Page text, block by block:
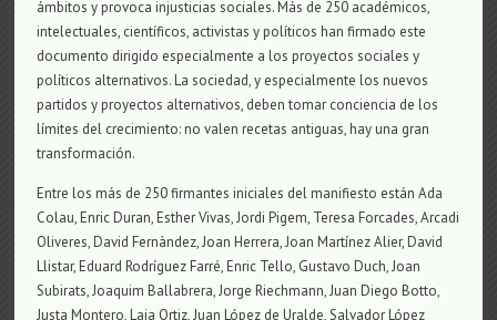
ámbitos y provoca injusticias sociales. Más de 250 académicos,
intelectuales, científicos, activistas y políticos han firmado este
documento dirigido especialmente a los proyectos sociales y
políticos alternativos. La sociedad, y especialmente los nuevos
partidos y proyectos alternativos, deben tomar conciencia de los
límites del crecimiento: no valen recetas antiguas, hay una gran
transformación.
Entre los más de 250 firmantes iniciales del manifiesto están Ada
Colau, Enric Duran, Esther Vivas, Jordi Pigem, Teresa Forcades, Arcadi
Oliveres, David Fernàndez, Joan Herrera, Joan Martínez Alier, David
Llistar, Eduard Rodríguez Farré, Enric Tello, Gustavo Duch, Joan
Subirats, Joaquim Ballabrera, Jorge Riechmann, Juan Diego Botto,
Justa Montero, Laia Ortiz, Juan López de Uralde, Salvador López